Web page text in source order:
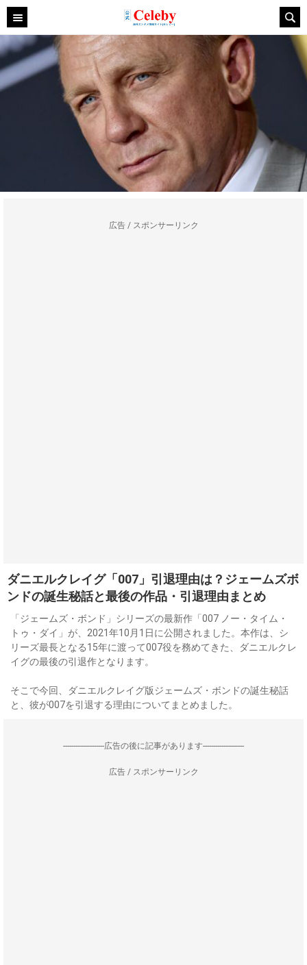
広告 / スポンサーリンク
ダニエルクレイグ「007」引退理由は？ジェームズボ
ンドの誕生秘話と最後の作品・引退理由まとめ
「ジェームズ・ボンド」シリーズの最新作「007 ノー・タイム・
トゥ・ダイ」が、2021年10月1日に公開されました。本作は、シ
リーズ最長となる15年に渡って007役を務めてきた、ダニエルクレ
イグの最後の引退作となります。
そこで今回、ダニエルクレイグ版ジェームズ・ボンドの誕生秘話
と、彼が007を引退する理由についてまとめました。
--------------------広告の後に記事があります--------------------
広告 / スポンサーリンク